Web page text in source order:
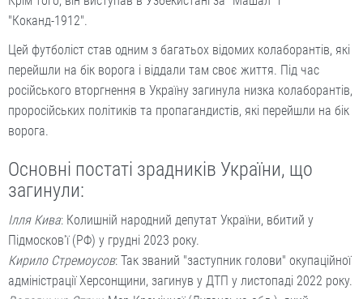
"Коканд-1912".
Цей футболіст став одним з багатьох відомих колаборантів, які
перейшли на бік ворога і віддали там своє життя. Під час
російського вторгнення в Україну загинула низка колаборантів,
проросійських політиків та пропагандистів, які перейшли на бік
ворога.
Основні постаті зрадників України, що
загинули:
Ілля Кива: Колишній народний депутат України, вбитий у
Підмосков'ї (РФ) у грудні 2023 року.
Кирило Стремоусов: Так званий "заступник голови" окупаційної
адміністрації Херсонщини, загинув у ДТП у листопаді 2022 року.